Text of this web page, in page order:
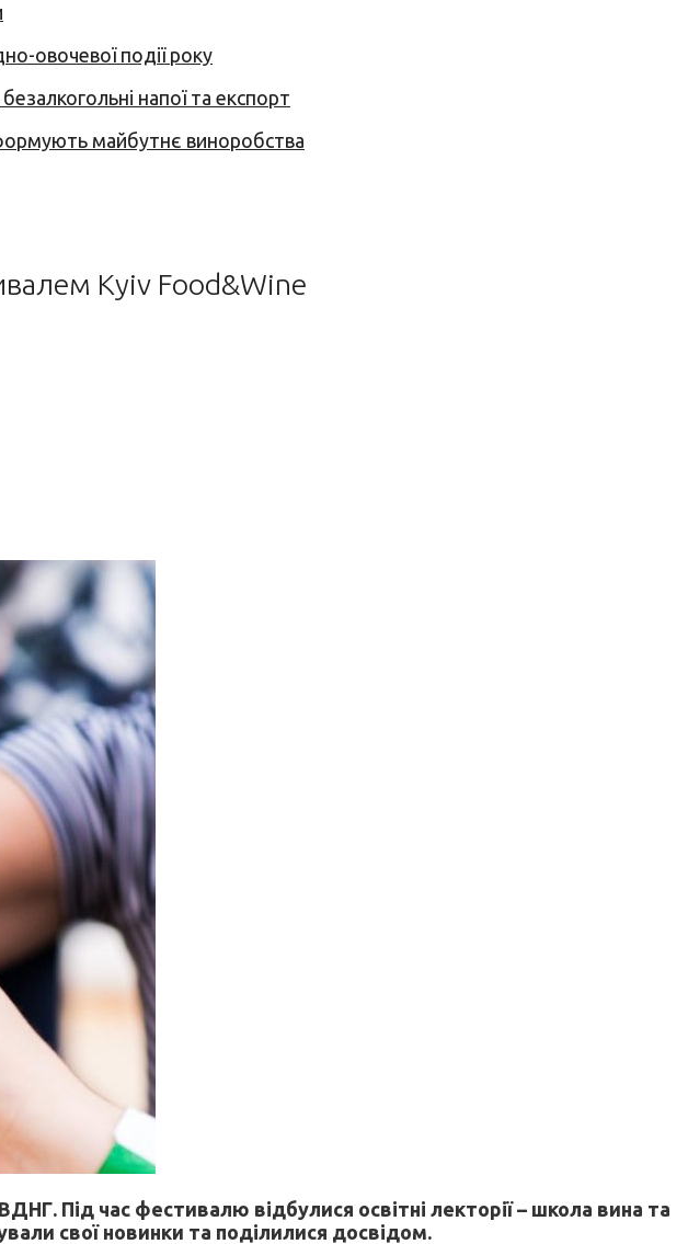
овочевої події року
напої та експорт
майбутнє виноробства
Kyiv Food&Wine
Під час фестивалю відбулися освітні лекторії – школа вина та
свої новинки та поділилися досвідом.